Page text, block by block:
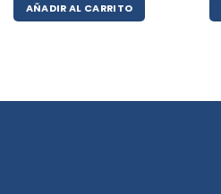
AÑADIR AL CARRITO